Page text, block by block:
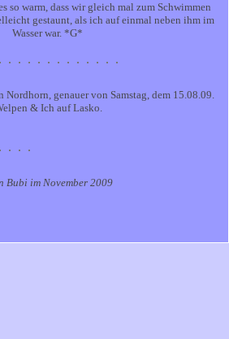
so warm, dass wir gleich mal zum Schwimmen
gestaunt, als ich auf einmal neben ihm im
Wasser war. *G*
Nordhorn, genauer von Samstag, dem 15.08.09.
& Ich auf Lasko.
Bubi im November 2009